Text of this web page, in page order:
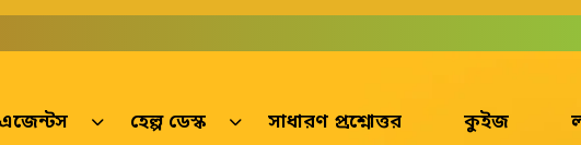
হেল্প ডেস্ক সাধারণ প্রশ্নোত্তর কুইজ